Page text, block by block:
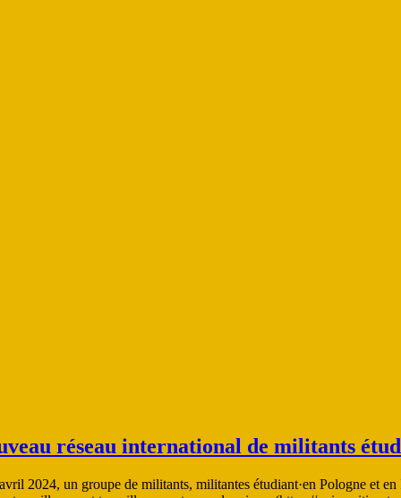
réseau international de militants
2024, un groupe de militants, militantes étudiant·en Pologne et